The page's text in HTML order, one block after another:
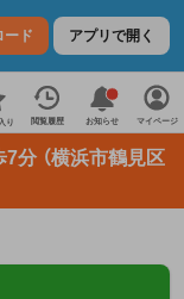
ード アプリで開く
り 閲覧履歴 お知らせ マイページ
分 （横浜市鶴見区